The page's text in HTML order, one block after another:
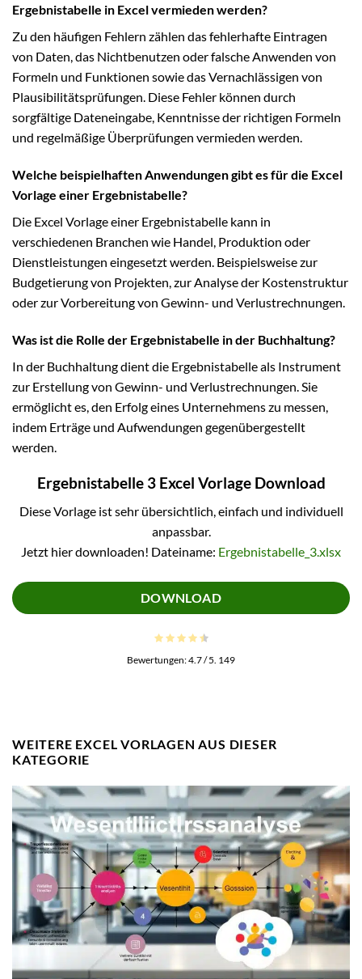
Ergebnistabelle in Excel vermieden werden?
Zu den häufigen Fehlern zählen das fehlerhafte Eintragen
von Daten, das Nichtbenutzen oder falsche Anwenden von
Formeln und Funktionen sowie das Vernachlässigen von
Plausibilitätsprüfungen. Diese Fehler können durch
sorgfältige Dateneingabe, Kenntnisse der richtigen Formeln
und regelmäßige Überprüfungen vermieden werden.
Welche beispielhaften Anwendungen gibt es für die Excel
Vorlage einer Ergebnistabelle?
Die Excel Vorlage einer Ergebnistabelle kann in
verschiedenen Branchen wie Handel, Produktion oder
Dienstleistungen eingesetzt werden. Beispielsweise zur
Budgetierung von Projekten, zur Analyse der Kostenstruktur
oder zur Vorbereitung von Gewinn- und Verlustrechnungen.
Was ist die Rolle der Ergebnistabelle in der Buchhaltung?
In der Buchhaltung dient die Ergebnistabelle als Instrument
zur Erstellung von Gewinn- und Verlustrechnungen. Sie
ermöglicht es, den Erfolg eines Unternehmens zu messen,
indem Erträge und Aufwendungen gegenübergestellt
werden.
Ergebnistabelle 3 Excel Vorlage Download
Diese Vorlage ist sehr übersichtlich, einfach und individuell
anpassbar.
Jetzt hier downloaden! Dateiname: Ergebnistabelle_3.xlsx
DOWNLOAD
Bewertungen:4.7/ 5. 149
WEITERE EXCEL VORLAGEN AUS DIESER
KATEGORIE